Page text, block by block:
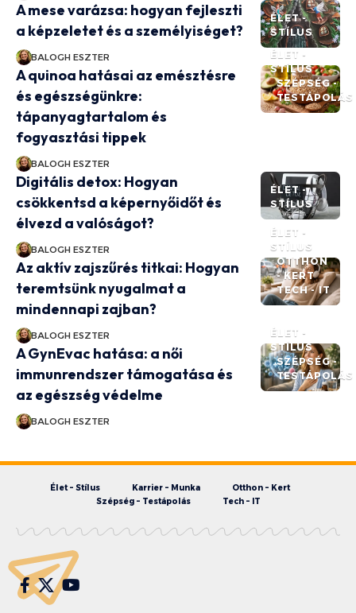
ÉLET -
STÍLUS
A mese varázsa: hogyan fejleszti
a képzeletet és a személyiséget?
BALOGH ESZTER
ÉLET -
STÍLUS
SZÉPSÉG -
TESTÁPOLÁS
A quinoa hatásai az emésztésre
és egészségünkre:
tápanyagtartalom és
fogyasztási tippek
BALOGH ESZTER
ÉLET -
STÍLUS
Digitális detox: Hogyan
csökkentsd a képernyőidőt és
élvezd a valóságot?
BALOGH ESZTER
ÉLET -
STÍLUS
OTTHON
- KERT
TECH - IT
Az aktív zajszűrés titkai: Hogyan
teremtsünk nyugalmat a
mindennapi zajban?
BALOGH ESZTER
ÉLET -
STÍLUS
SZÉPSÉG -
TESTÁPOLÁS
A GynEvac hatása: a női
immunrendszer támogatása és
az egészség védelme
BALOGH ESZTER
Élet – Stílus Karrier – Munka
Otthon – Kert
Szépség – Testápolás
Tech – IT